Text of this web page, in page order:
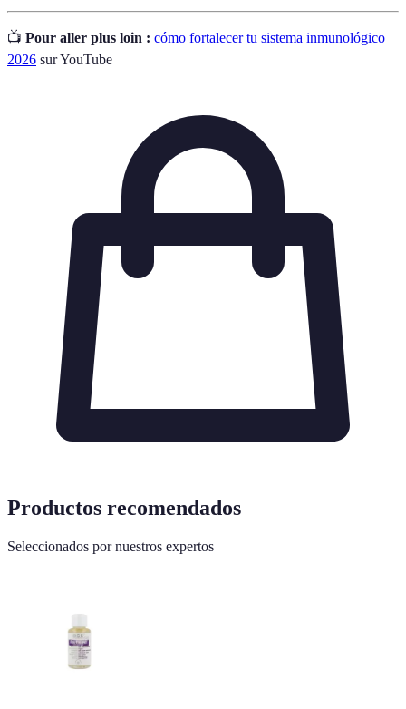
📺 Pour aller plus loin : cómo fortalecer tu sistema inmunológico
2026 sur YouTube
Productos recomendados
Seleccionados por nuestros expertos